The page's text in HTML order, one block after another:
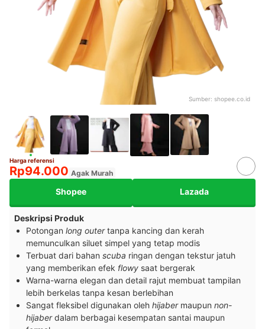
Sumber: shopee.co.id
Harga referensi
Rp94.000 Agak Murah
Shopee Lazada
Deskripsi Produk
Potongan long outertanpa kancing dan kerah
memunculkan siluet simpel yang tetap modis
Terbuat dari bahan scuba ringan dengan tekstur jatuh
yang memberikan efek flowy saat bergerak
Warna-warna elegan dan detail rajut membuat tampilan
lebih berkelas tanpa kesan berlebihan
Sangat fleksibel digunakan oleh hijabermaupun non-
hijaberdalam berbagai kesempatan santai maupun